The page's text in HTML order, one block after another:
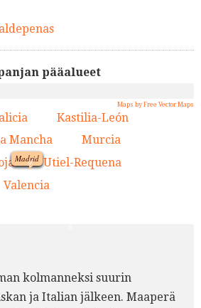
pääalueet
Madrid
1.
3.
5.
7.
Maps by Free Vector Maps
Kastilia-León
Mancha Murcia
9. Utiel-Requena
Valencia
kolmanneksi suurin
ja Italian jälkeen. Maaperä